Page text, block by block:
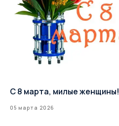
С 8 марта, милые женщины!
05 марта 2026